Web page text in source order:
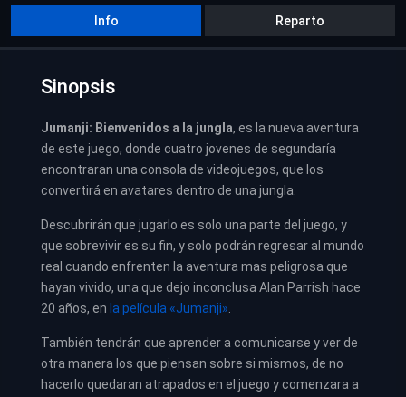
Info Reparto
Sinopsis
Jumanji: Bienvenidos a la jungla, es la nueva aventura
de este juego, donde cuatro jovenes de segundaría
encontraran una consola de videojuegos, que los
convertirá en avatares dentro de una jungla.
Descubrirán que jugarlo es solo una parte del juego, y
que sobrevivir es su fin, y solo podrán regresar al mundo
real cuando enfrenten la aventura mas peligrosa que
hayan vivido, una que dejo inconclusa Alan Parrish hace
20 años, en la película «Jumanji»
También tendrán que aprender a comunicarse y ver de
otra manera los que piensan sobre si mismos, de no
hacerlo quedaran atrapados en el juego y comenzara a